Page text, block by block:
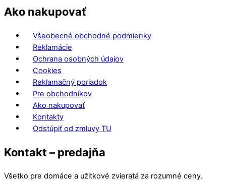
Ako nakupovať
Všeobecné obchodné podmienky
Reklamácie
Ochrana osobných údajov
Cookies
Reklamačný poriadok
Pre obchodníkov
Ako nakupovať
Kontakty
Odstúpiť od zmluvy TU
Kontakt – predajňa
Všetko pre domáce a užitkové zvieratá za rozumné ceny.